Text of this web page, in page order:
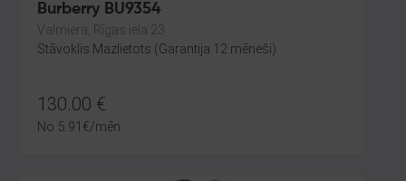
Burberry BU9354
Valmiera, Rīgas iela 23
Stāvoklis Mazlietots (Garantija 12 mēneši)
130.00 €
No 5.91 €/mēn.